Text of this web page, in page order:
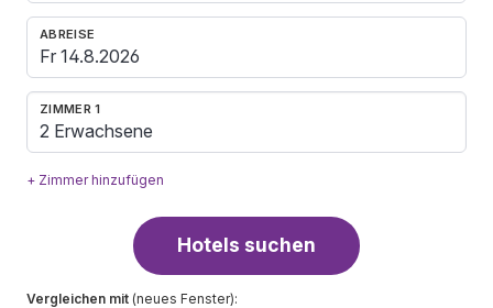
ABREISE
ZIMMER 1
2 Erwachsene
+ Zimmer hinzufügen
Hotels suchen
Vergleichen mit (neues Fenster):